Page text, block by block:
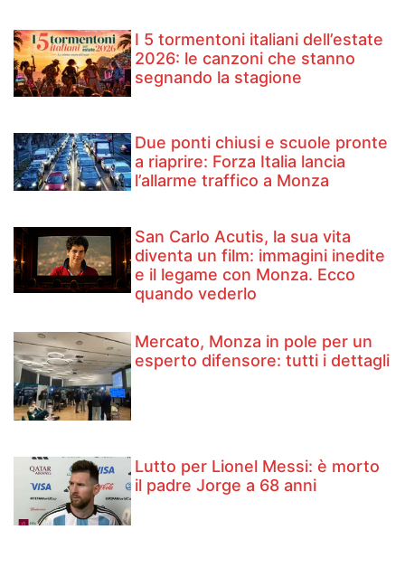
I 5 tormentoni italiani dell’estate
2026: le canzoni che stanno
segnando la stagione
Due ponti chiusi e scuole pronte
a riaprire: Forza Italia lancia
l’allarme traffico a Monza
San Carlo Acutis, la sua vita
diventa un film: immagini inedite
e il legame con Monza. Ecco
quando vederlo
Mercato, Monza in pole per un
esperto difensore: tutti i dettagli
Lutto per Lionel Messi: è morto
il padre Jorge a 68 anni